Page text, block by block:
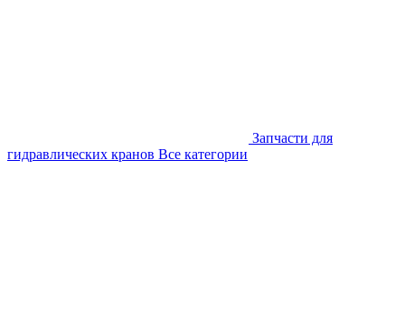
Запчасти для
гидравлических кранов Все категории